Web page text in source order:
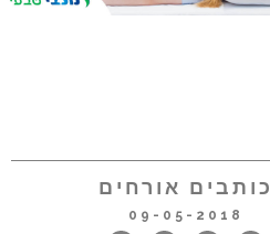
כותבים אורחים
09-05-2018